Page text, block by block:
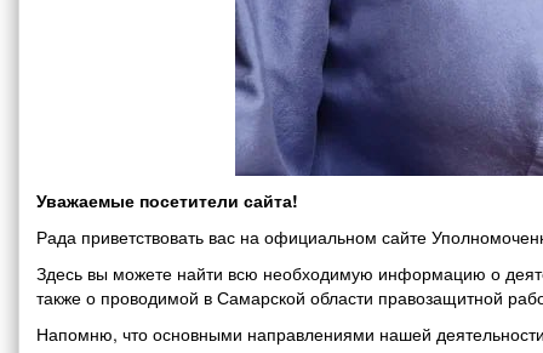
Уважаемые посетители сайта!
Рада приветствовать вас на официальном сайте
Здесь вы можете найти всю необходимую информацию о
также о проводимой в Самарской области правозащитной
Напомню, что основными направлениями нашей